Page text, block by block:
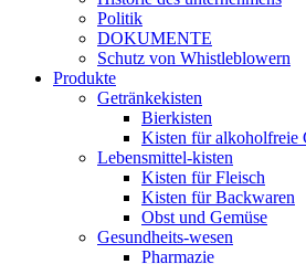
Politik
DOKUMENTE
Schutz von Whistleblowern
Produkte
Getränkekisten
Bierkisten
Kisten für alkoholfreie
Lebensmittel-kisten
Kisten für Fleisch
Kisten für Backwaren
Obst und Gemüse
Gesundheits-wesen
Pharmazie